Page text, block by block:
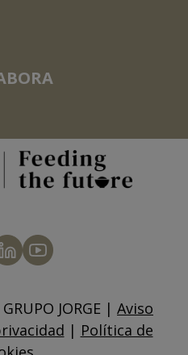
JORGE | Aviso
| Política de